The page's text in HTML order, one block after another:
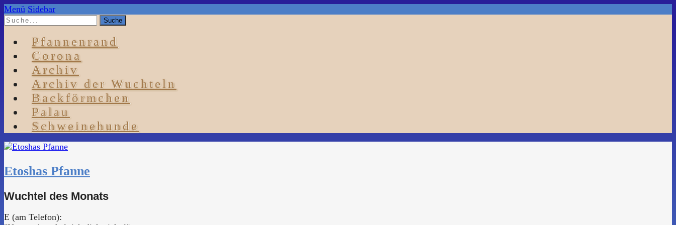
Menü Sidebar
Pfannenrand
Corona
Archiv
Archiv der Wuchteln
Backförmchen
Palau
Schweinehunde
Etoshas Pfanne
Wuchtel des Monats
E (am Telefon):